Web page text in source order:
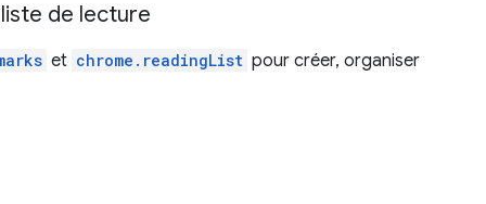
de lecture
et chrome.readingList pour créer, organiser